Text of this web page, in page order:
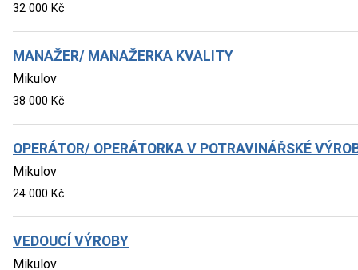
32 000 Kč
MANAŽER/ MANAŽERKA KVALITY
Mikulov
38 000 Kč
OPERÁTOR/ OPERÁTORKA V POTRAVINÁŘSKÉ
Mikulov
24 000 Kč
VEDOUCÍ VÝROBY
Mikulov